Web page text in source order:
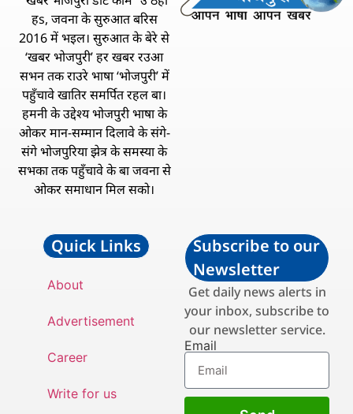
हs, जवना के सुरुआत बरिस
2016 में भइल। सुरुआत के बेरे से
‘खबर भोजपुरी’ हर खबर रउआ
सभन तक राउरे भाषा ‘भोजपुरी’ में
पहुँचावे खातिर समर्पित रहल बा।
हमनी के उद्देश्य भोजपुरी भाषा के
ओकर मान-सम्मान दिलावे के संगे-
संगे भोजपुरिया झेत्र के समस्या के
सभका तक पहुँचावे के बा जवना से
ओकर समाधान मिल सको।
Quick Links
About
Advertisement
Career
Write for us
Subscribe to our
Newsletter
Get daily news alerts in
your inbox, subscribe to
our newsletter service.
Email